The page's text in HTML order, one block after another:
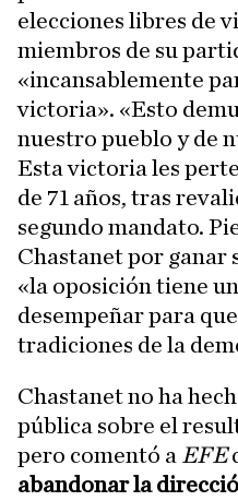
elecciones libres de
miembros de su
«incansablemente
victoria». «Esto
nuestro pueblo y de
Esta victoria les
de 71 años, tras
segundo mandato.
Chastanet por ganar
«la oposición tiene
desempeñar para
tradiciones de la
Chastanet no ha
pública sobre el
pero comentó a EFE
abandonar la